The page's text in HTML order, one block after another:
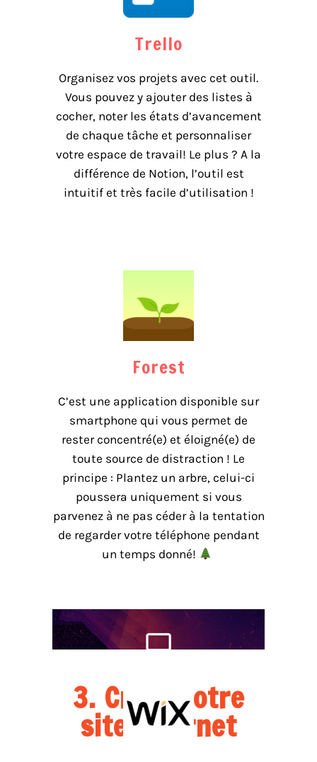
Trello
Organisez vos projets avec cet outil.
Vous pouvez y ajouter des listes à
cocher, noter les états d’avancement
de chaque tâche et personnaliser
votre espace de travail! Le plus ? A la
différence de Notion, l’outil est
intuitif et très facile d’utilisation !
Forest
C’est une application disponible sur
smartphone qui vous permet de
rester concentré(e) et éloigné(e) de
toute source de distraction ! Le
principe : Plantez un arbre, celui-ci
poussera uniquement si vous
parvenez à ne pas céder à la tentation
de regarder votre téléphone pendant
un temps donné!
3. Créer votre
site internet